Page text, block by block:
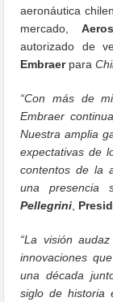
aeronáutica
mercado,
autorizado de
Embraerpara
“Con más de
Embraer
Nuestra amplia
expectativas de
contentos de la
una presencia
Pellegrini
“La visión
innovaciones
una década
siglo de historia